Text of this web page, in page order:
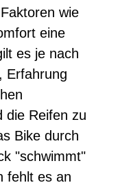
wie
eine
es je nach
Erfahrung
die Reifen zu
Bike durch
"schwimmt"
fehlt es an